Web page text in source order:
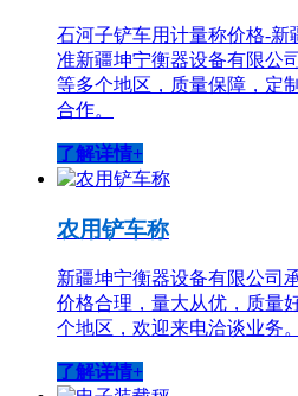
石河子铲车用计量称价格-新
准新疆坤宁衡器设备有限公
等多个地区，质量保障，定
合作。
了解详情+
农用铲车称
新疆坤宁衡器设备有限公司
价格合理，量大从优，质量
个地区，欢迎来电洽谈业务。
了解详情+